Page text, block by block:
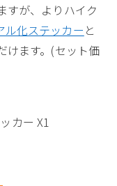
すが、よりハイク
ル化ステッカー と
けます。(セット価
カー X1